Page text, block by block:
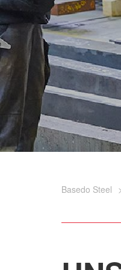
Basedo Steel